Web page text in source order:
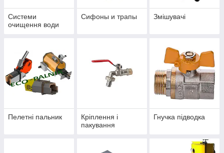
Системи
очищення води
Сифоны и трапы Змішувачі
Пелетні пальник
Кріплення і
пакування
Гнучка підводка